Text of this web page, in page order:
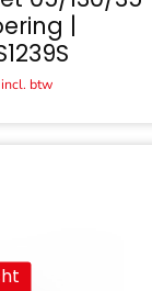
|
incl. btw